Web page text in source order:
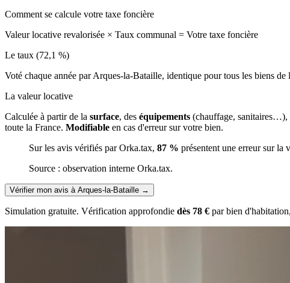
Comment se calcule votre taxe foncière
Valeur locative revalorisée × Taux communal = Votre taxe foncière
Le taux (72,1 %)
Voté chaque année par Arques-la-Bataille, identique pour tous les biens de
La valeur locative
Calculée à partir de la surface, des équipements (chauffage, sanitaires…),
toute la France. Modifiable en cas d'erreur sur votre bien.
Sur les avis vérifiés par Orka.tax, 87 % présentent une erreur sur la
Source : observation interne Orka.tax.
Vérifier mon avis à Arques-la-Bataille →
Simulation gratuite. Vérification approfondie dès 78 € par bien d'habitation,